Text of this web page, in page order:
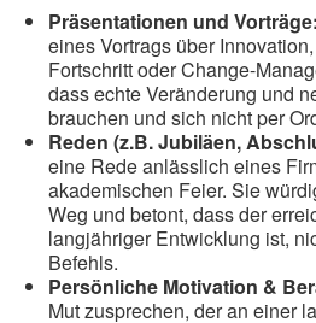
Präsentationen und Vorträge:
eines Vortrags über
Fortschritt oder Change-
dass echte Veränderung und
brauchen und sich nicht per
Reden (z.B. Jubiläen,
eine Rede anlässlich eines
akademischen Feier. Sie
Weg und betont, dass der
langjähriger Entwicklung ist,
Befehls.
Persönliche Motivation &
Mut zusprechen, der an einer